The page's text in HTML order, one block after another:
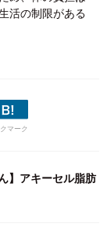
活の制限がある
マーク
】アキーセル脂肪